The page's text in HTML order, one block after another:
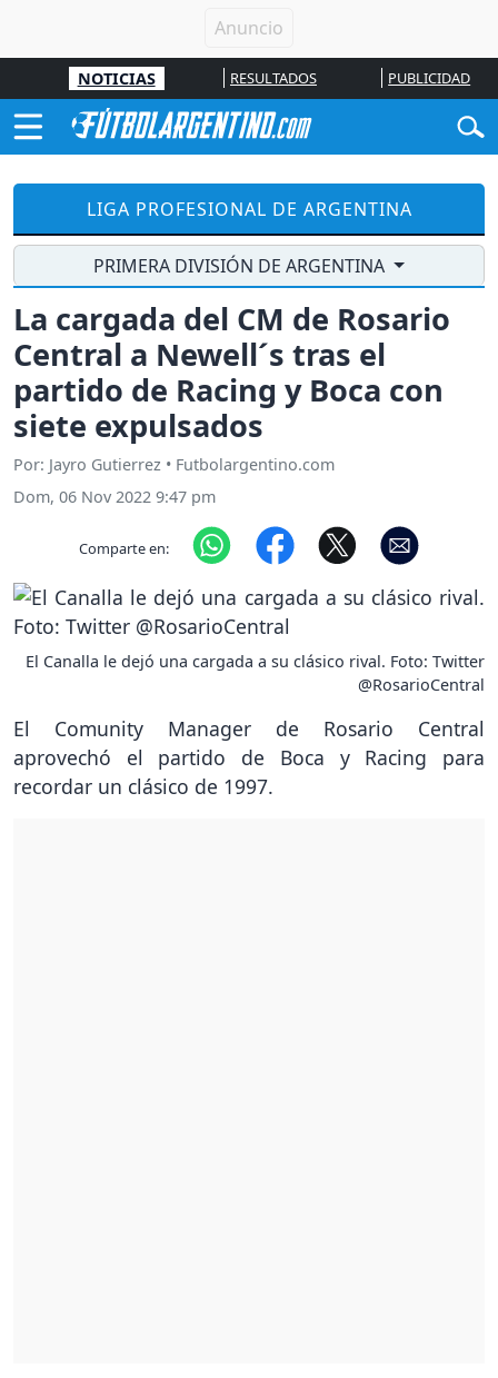
NOTICIAS RESULTADOS PUBLICIDAD
LIGA PROFESIONAL DE ARGENTINA
PRIMERA DIVISIÓN DE ARGENTINA
La cargada del CM de Rosario
Central a Newell´s tras el
partido de Racing y Boca con
siete expulsados
Por: Jayro Gutierrez • Futbolargentino.com
Dom, 06 Nov 2022 9:47 pm
Comparte en:
El Canalla le dejó una cargada a su clásico rival. Foto: Twitter
@RosarioCentral
El Comunity Manager de Rosario Central
aprovechó el partido de Boca y Racing para
recordar un clásico de 1997.